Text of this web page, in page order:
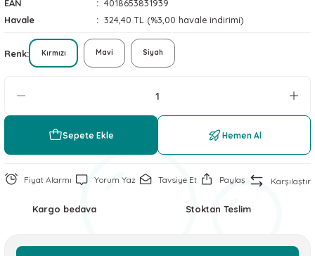
Soğutucu Matlar
EAN
4018653831939
Havale
324,40 TL (%3,00 havale indirimi)
Renk Kırmızı Mavi Siyah
Sepete Ekle Hemen Al
Fiyat Alarmı Yorum Yaz Tavsiye Et Paylaş Karşılaştır
Kargo bedava Stoktan Teslim